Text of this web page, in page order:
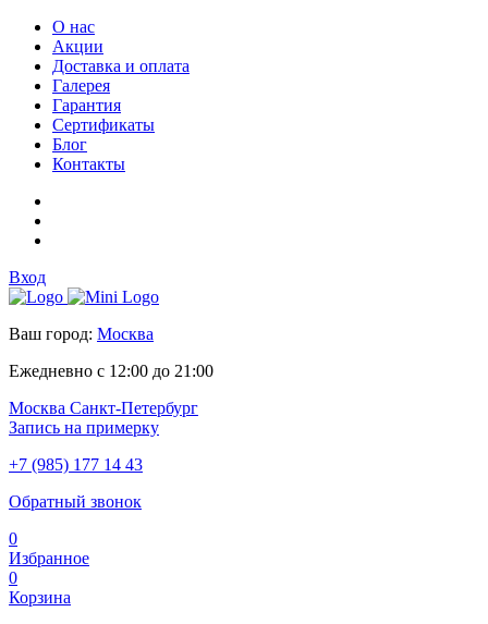
О нас
Акции
Доставка и оплата
Галерея
Гарантия
Сертификаты
Блог
Контакты
Вход
Ваш город: Москва
Ежедневно с 12:00 до 21:00
Москва Санкт-Петербург
Запись на примерку
+7 (985) 177 14 43
Обратный звонок
0
Избранное
0
Корзина